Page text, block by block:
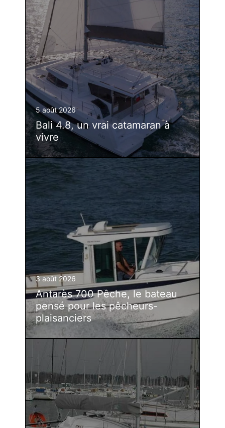
5 août 2026
Bali 4.8, un vrai catamaran à
vivre
3 août 2026
Antarès 700 Pêche, le bateau
pensé pour les pêcheurs-
plaisanciers